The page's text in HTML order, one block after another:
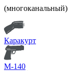
(многоканальный)
Каракурт
М-140